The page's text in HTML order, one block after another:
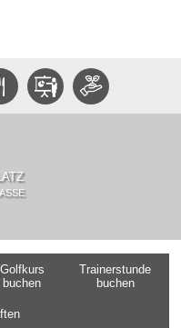
Golfkurs
buchen
Trainerstunde
buchen